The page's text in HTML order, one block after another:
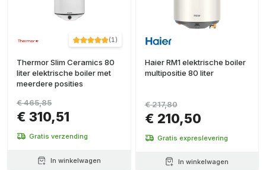
(1)
Thermor Slim Ceramics 80
liter elektrische boiler met
meerdere posities
€ 310,51
€ 465,85
Gratis verzending
In winkelwagen
Haier RM1 elektrische boiler
multipositie 80 liter
€ 210,50
€ 217,80
Gratis expreslevering
In winkelwagen